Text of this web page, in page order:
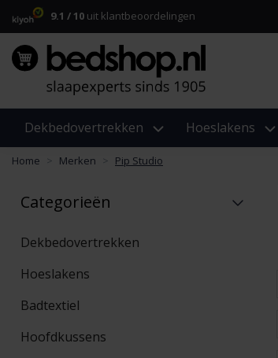
9.1 / 10 uit klantbeoordelingen
Dekbedovertrekken Hoeslakens
Home Merken Pip Studio
Categorieën
Dekbedovertrekken
Hoeslakens
Badtextiel
Hoofdkussens